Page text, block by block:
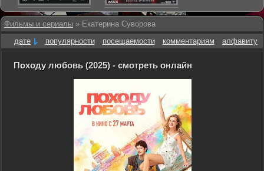
Фильмы и сериалы » Екатерина Суворова
дате
популярности посещаемости комментариям алфавиту
Походу любовь (2025) - смотреть онлайн